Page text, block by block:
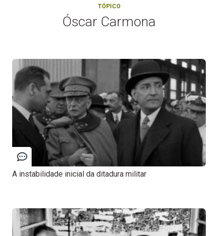
TÓPICO
Óscar Carmona
A instabilidade inicial da ditadura militar